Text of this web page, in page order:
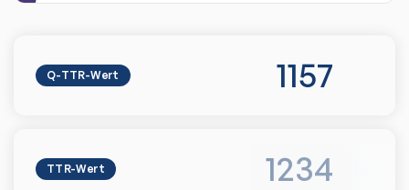
Q-TTR-Wert 1157
TTR-Wert 1234